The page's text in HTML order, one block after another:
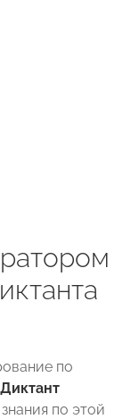
по
Диктант
по этой